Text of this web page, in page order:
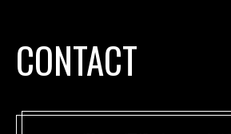
CONTACT